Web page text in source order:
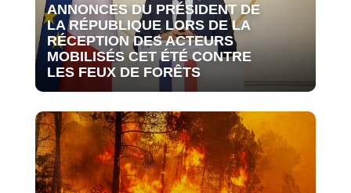
ANNONCES DU PRÉSIDENT DE
LA RÉPUBLIQUE LORS DE LA
RÉCEPTION DES ACTEURS
MOBILISÉS CET ÉTÉ CONTRE
LES FEUX DE FORÊTS